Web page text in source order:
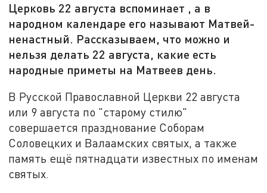
Церковь 22 августа вспоминает , а в
народном календаре его называют Матвей-
ненастный. Рассказываем, что можно и
нельзя делать 22 августа, какие есть
народные приметы на Матвеев день.
В Русской Православной Церкви 22 августа
или 9 августа по "старому стилю"
совершается празднование Соборам
Соловецких и Валаамских святых, а также
память ещё пятнадцати известных по именам
святых.